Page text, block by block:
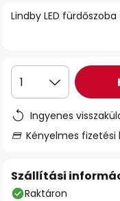
Lindby LED
1
Ingyenes
Kényelmes fizetési
Szállítási
Raktáron